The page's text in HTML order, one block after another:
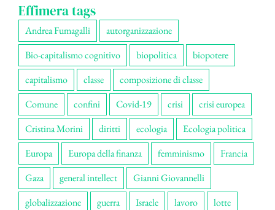
Effimera tags
Andrea Fumagalli
autorganizzazione
Bio-capitalismo cognitivo
biopolitica
biopotere
capitalismo
classe
composizione di classe
Comune
confini Covid-19 crisi
crisi europea
Cristina Morini
diritti ecologia
Ecologia politica
Europa
Europa della finanza femminismo
Francia
Gaza
general intellect
Gianni Giovannelli
globalizzazione
guerra Israele lavoro lotte